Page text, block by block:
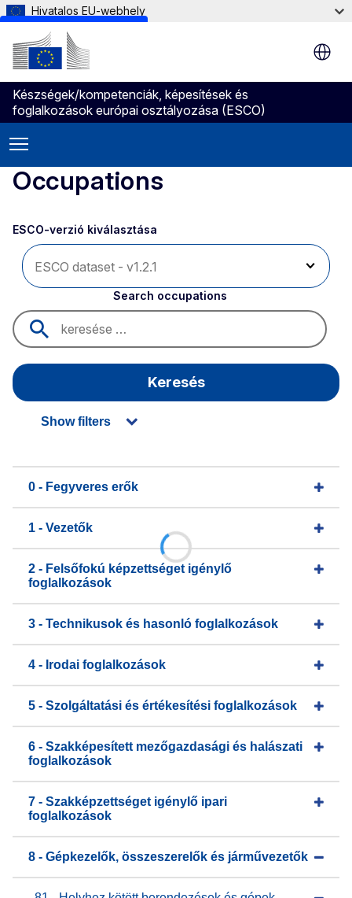
Skip to main content
Hivatalos EU-webhely
Készségek/kompetenciák, képesítések és
foglalkozások európai osztályozása (ESCO)
Occupations
ESCO-verzió kiválasztása
Search occupations
Keresés
Show filters
0 - Fegyveres erők
1 - Vezetők
2 - Felsőfokú képzettséget igénylő
foglalkozások
3 - Technikusok és hasonló foglalkozások
4 - Irodai foglalkozások
5 - Szolgáltatási és értékesítési foglalkozások
6 - Szakképesített mezőgazdasági és halászati
foglalkozások
7 - Szakképzettséget igénylő ipari
foglalkozások
8 - Gépkezelők, összeszerelők és járművezetők